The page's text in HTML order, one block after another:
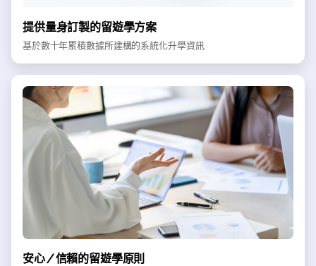
提供量身訂製的留遊學方案
基於數十年累積數據所建構的系統化升學資訊
安心／信賴的留遊學原則